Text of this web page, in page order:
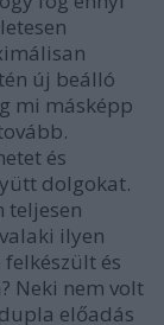
új beálló
mi másképp
és
dolgokat.
teljesen
ilyen
és
Neki nem volt
előadás